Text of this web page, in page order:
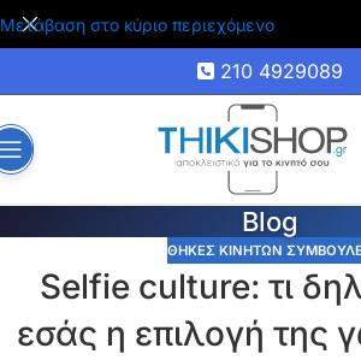
Μετάβαση στο κύριο περιεχόμενο
🚚 Δωρεάν μεταφορικά για αγορές
210 4929089
Blog
ΘΗΚΕΣ ΚΙΝΗΤΩΝ
Selfie culture: τι
εσάς η επιλογή της